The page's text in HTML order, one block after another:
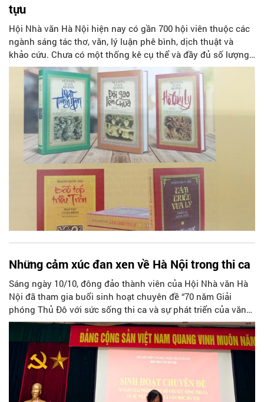
tựu
Hội Nhà văn Hà Nội hiện nay có gần 700 hội viên thuộc các
ngành sáng tác thơ, văn, lý luận phê bình, dịch thuật và
khảo cứu. Chưa có một thống kê cụ thể và đầy đủ số lượng
các nhà văn chuyên môn hóa sáng tác khi lựa chọn thể loại
văn học nhưng ước tính thì số người làm thơ và viết văn
xuôi là không bên nào áp đảo bên nào. Nói hình ảnh thì thơ
và văn xuôi là hai dòng chủ lưu thao thiết chảy tạo nên diện
mạo cũng như khí sắc văn học Thủ đô trong vòng bảy thập
kỷ qua (1954-2024). Đặc điểm của đội ngũ nhà văn Hà Nội
thường là “2 trong 1” (vừa là hội viên Hội Nhà văn Việt Nam
và Hội Nhà văn Hà Nội). Cũng không có gì đáng ngạc nhiên
khi Hà Nội là Thủ đô với ưu thế tập trung tinh hoa, hội tụ và
lan tỏa các giá trị văn hóa, văn học nghệ thuật của cả nước.
Tạo tác nên thành tựu văn học Thủ đô qua các chặng đường
văn từ 1954 - 2024 là sự nỗ lực của các thế hệ nhà văn, theo
quy luật tre già măng mọc.
Những cảm xúc đan xen về Hà Nội trong thi ca
Sáng ngày 10/10, đông đảo thành viên của Hội Nhà văn Hà
Nội đã tham gia buổi sinh hoạt chuyên đề “70 năm Giải
phóng Thủ Đô với sức sống thi ca và sự phát triển của văn
học Hà Nội”.